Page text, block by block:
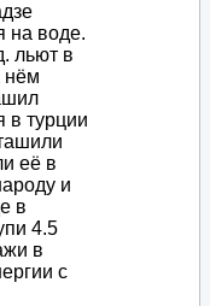
на воде.
льют в
нём
в турции
её в
и
в
4.5
в
с